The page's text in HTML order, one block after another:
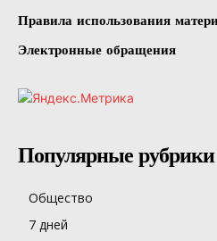
Правила использования
Электронные обращения
Популярные рубрики
Общество
7 дней